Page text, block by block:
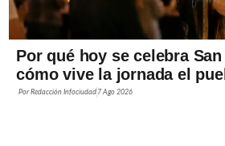
Por qué hoy se celebra
cómo vive la jornada el
PorRedacción Infociudad 7 Ago 2026